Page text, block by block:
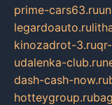
prime-cars63.ru
legardoauto.ru
kinozadrot-3.ru
udalenka-club.ru
dash-cash-now.ru
hotteygroup.ru